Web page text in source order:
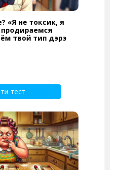
«Я не токсик, я
твой тип дэрэ
тест